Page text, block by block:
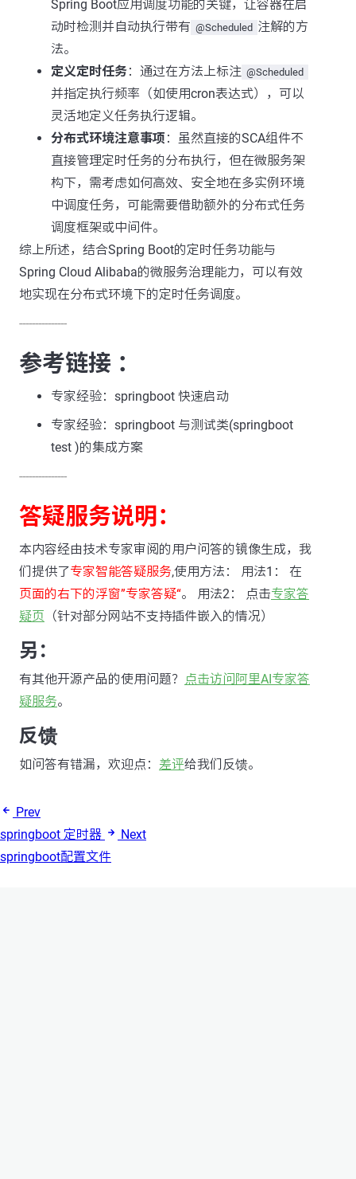
Spring Boot应用调度功能的关键，让容器在启
动时检测并自动执行带有 @Scheduled 注解的方
法。
定义定时任务：通过在方法上标注 @Scheduled
并指定执行频率（如使用cron表达式），可以
灵活地定义任务执行逻辑。
分布式环境注意事项 ：虽然直接的SCA组件不
直接管理定时任务的分布执行，但在微服务架
构下，需考虑如何高效、安全地在多实例环境
中调度任务，可能需要借助额外的分布式任务
调度框架或中间件。
综上所述，结合Spring Boot的定时任务功能与
Spring Cloud Alibaba的微服务治理能力，可以有效
地实现在分布式环境下的定时任务调度。
---------------
参考链接 ：
专家经验：springboot 快速启动
专家经验：springboot 与测试类(springboot
test )的集成方案
---------------
答疑服务说明：
本内容经由技术专家审阅的用户问答的镜像生成，我
们提供了专家智能答疑服务,使用方法： 用法1： 在
页面的右下的浮窗”专家答疑“。 用法2： 点击专家答
疑页 （针对部分网站不支持插件嵌入的情况）
另：
有其他开源产品的使用问题？
点击访问阿里AI专家答
疑服务。
反馈
如问答有错漏，欢迎点： 差评给我们反馈。
Prev
springboot 定时器
Next
springboot配置文件